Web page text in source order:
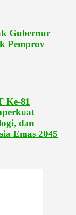
Gubernur
Pemprov
Ke-81
dan
Emas 2045